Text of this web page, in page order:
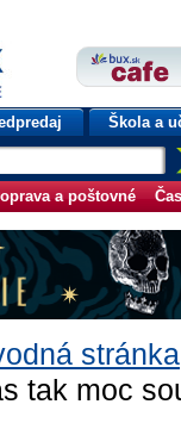
Škola a
a poštovné
stránka
tak moc